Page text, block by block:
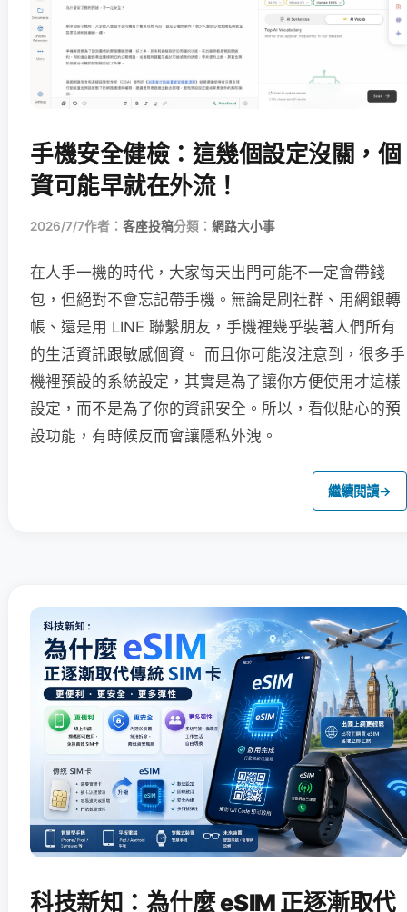
手機安全健檢：這幾個設定沒關，個
資可能早就在外流！
2026/7/7作者： 客座投稿分類： 網路大小事
在人手一機的時代，大家每天出門可能不一定會帶錢
包，但絕對不會忘記帶手機。無論是刷社群、用網銀轉
帳、還是用 LINE 聯繫朋友，手機裡幾乎裝著人們所有
的生活資訊跟敏感個資。 而且你可能沒注意到，很多手
機裡預設的系統設定，其實是為了讓你方便使用才這樣
設定，而不是為了你的資訊安全。所以，看似貼心的預
設功能，有時候反而會讓隱私外洩。
繼續閱讀→
科技新知：為什麼 eSIM 正逐漸取代